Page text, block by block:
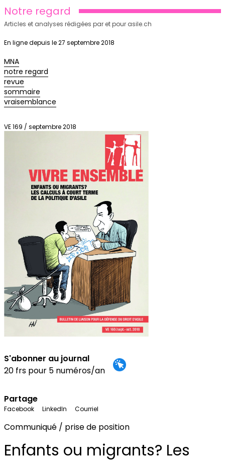
Notre regard
Articles et analyses rédigées par et pour asile.ch
En ligne depuis le 27 septembre 2018
MNA
notre regard
revue
sommaire
vraisemblance
VE 169 / septembre 2018
S'abonner au journal
20 frs pour 5 numéros/an
Partage
Facebook LinkedIn Courriel
Communiqué / prise de position
Enfants ou migrants? Les